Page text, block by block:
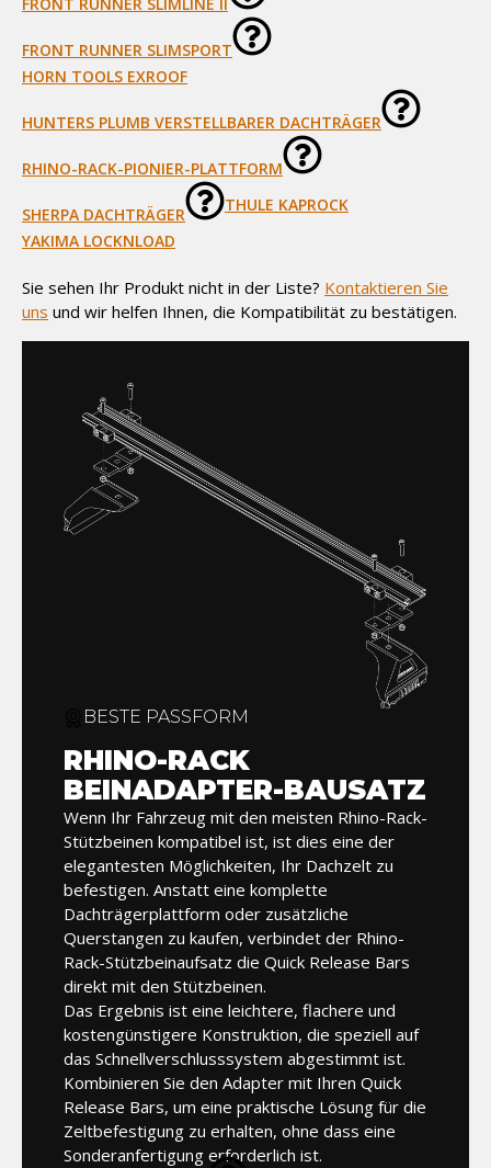
FRONT RUNNER SLIMSPORT
HORN TOOLS EXROOF
HUNTERS PLUMB VERSTELLBARER DACHTRÄGER
RHINO-RACK-PIONIER-PLATTFORM
SHERPA DACHTRÄGER
THULE KAPROCK
YAKIMA LOCKNLOAD
Sie sehen Ihr Produkt nicht in der Liste? Kontaktieren Sie
uns und wir helfen Ihnen, die Kompatibilität zu bestätigen.
BESTE PASSFORM
RHINO-RACK
BEINADAPTER-BAUSATZ
Wenn Ihr Fahrzeug mit den meisten Rhino-Rack-
Stützbeinen kompatibel ist, ist dies eine der
elegantesten Möglichkeiten, Ihr Dachzelt zu
befestigen. Anstatt eine komplette
Dachträgerplattform oder zusätzliche
Querstangen zu kaufen, verbindet der Rhino-
Rack-Stützbeinaufsatz die Quick Release Bars
direkt mit den Stützbeinen.
Das Ergebnis ist eine leichtere, flachere und
kostengünstigere Konstruktion, die speziell auf
das Schnellverschlusssystem abgestimmt ist.
Kombinieren Sie den Adapter mit Ihren Quick
Release Bars, um eine praktische Lösung für die
Zeltbefestigung zu erhalten, ohne dass eine
Sonderanfertigung erforderlich ist.